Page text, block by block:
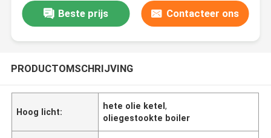
Beste prijs Contacteer ons
PRODUCTOMSCHRIJVING
Hoog licht:
hete olie ketel,
oliegestookte boiler